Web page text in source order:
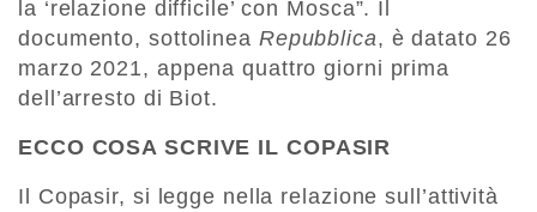
la ‘relazione difficile’ con Mosca”. Il
documento, sottolinea Repubblica, è datato 26
marzo 2021, appena quattro giorni prima
dell’arresto di Biot.
ECCO COSA SCRIVE IL COPASIR
Il Copasir, si legge nella relazione sull’attività